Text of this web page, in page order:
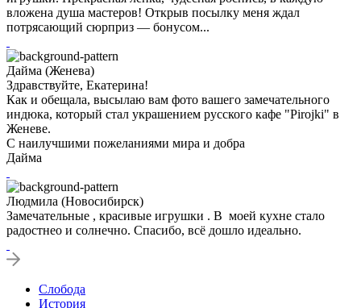
вложена душа мастеров! Открыв посылку меня ждал
потрясающий сюрприз — бонусом...
Дайма (Женева)
Здравствуйте, Екатерина!
Как и обещала, высылаю вам фото вашего замечательного
индюка, который стал украшением русского кафе "Pirojki" в
Женеве.
С наилучшими пожеланиями мира и добра
Дайма
Людмила (Новосибирск)
Замечательные , красивые игрушки . В моей кухне стало
радостнео и солнечно. Спасибо, всё дошло идеально.
Слобода
История